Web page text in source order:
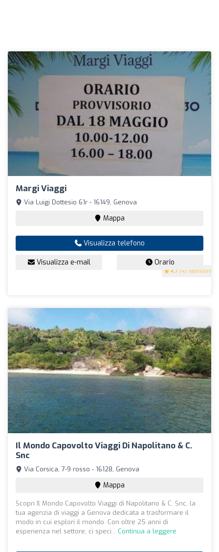
Margi Viaggi
4.7 (43 recensioni)
Via Luigi Dottesio 61r - 16149, Genova
Mappa
Visualizza telefono
Visualizza e-mail Orario
Il Mondo Capovolto Viaggi Di Napolitano & C.
Snc
Via Corsica, 7-9 rosso - 16128, Genova
Mappa
Scopri Il Mondo Capovolto Viaggi di Napolitano & C. Snc, la
tua agenzia di viaggi a Genova dedicata a trasformare il
modo in cui esplori il mondo. Con oltre 25 anni di
esperienza nel settore, ci speci... Continua a leggere